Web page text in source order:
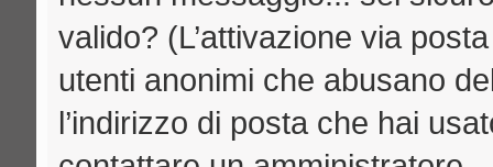
valido? (L’attivazione via
utenti anonimi che abusano
l’indirizzo di posta che hai